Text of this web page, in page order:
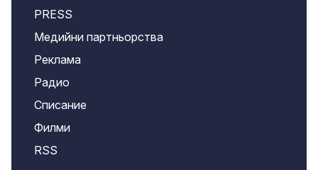
PRESS
Медийни партньорства
Реклама
Радио
Списание
Филми
RSS